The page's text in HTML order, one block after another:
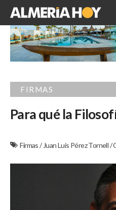
FIRMAS
Para qué la
Firmas/ Juan Luis Pérez Tornell/